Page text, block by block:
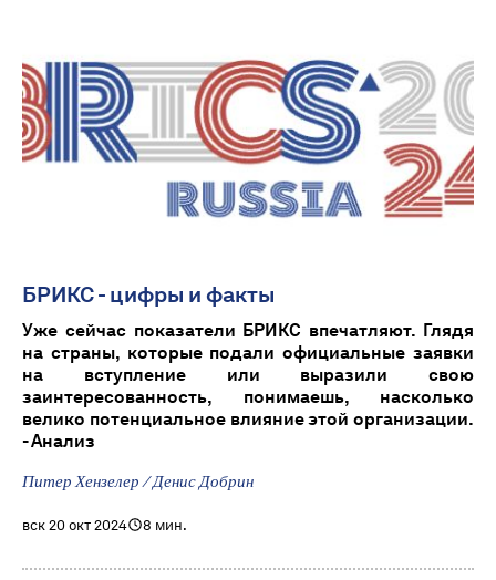
БРИКС - цифры и факты
Уже сейчас показатели БРИКС впечатляют. Глядя
на страны, которые подали официальные заявки
на вступление или выразили свою
заинтересованность, понимаешь, насколько
велико потенциальное влияние этой организации.
- Анализ
Питер Хензелер / Денис Добрин
вск 20 окт 2024 8 мин.